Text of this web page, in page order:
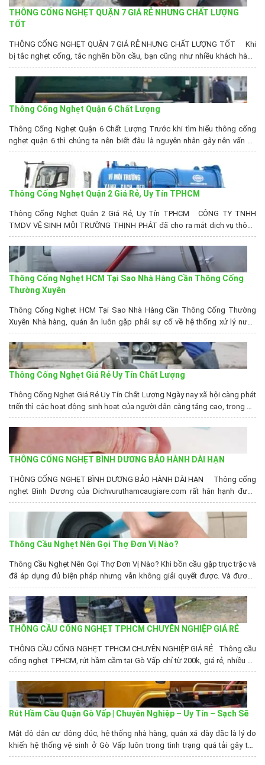
THÔNG CỐNG NGHẸT QUẬN 7 GIÁ RẺ NHƯNG CHẤT LƯỢNG
TỐT
THÔNG CỐNG NGHẸT QUẬN 7 GIÁ RẺ NHƯNG CHẤT LƯỢNG TỐT Khi
bị tắc nghẹt cống, tắc nghẽn bồn cầu, bạn cũng như nhiều khách hàng
khác, không biết nên chọn đơn vị, Công ty nào uy tín để sử dụng dịch
vụ. Vì vậy Công ty vệ sinh môi trường Thịnh Phát...
Thông Cống Nghẹt Quận 6 Chất Lượng
Thông Cống Nghẹt Quận 6 Chất Lượng Trước khi tìm hiểu thông cống
nghẹt quận 6 thì chúng ta nên biết đâu là nguyên nhân gây nên vấn đề
làm cống bị nghẹt cùng với các phương pháp để xử lý vấn đề này. Thông
Cống Nghẹt TPHCM − Lý Do Bạn Phải Thông Hệ...
Thông Cống Nghẹt Quận 2 Giá Rẻ, Uy Tín TPHCM
Thông Cống Nghẹt Quận 2 Giá Rẻ, Uy Tín TPHCM CÔNG TY TNHH
TMDV VỆ SINH MÔI TRƯỜNG THỊNH PHÁT đã cho ra mắt dịch vụ thông
cống nghẹt quận 2 giá rẻ. Với kinh nghiệm nhiều năm trong lĩnh vực
thông cống nghẹt, hút hầm cầu tại tphcm, chúng tôi cam kết đem lại
cho...
Thông Cống Nghẹt HCM Tại Sao Nhà Hàng Cần Thông Cống
Thường Xuyên
Thông Cống Nghẹt HCM Tại Sao Nhà Hàng Cần Thông Cống Thường
Xuyên Nhà hàng, quán ăn luôn gặp phải sự cố về hệ thống xử lý nước
thải, thông cống nghẹt HCM tại công ty chúng tôi sẽ đảm bảo chất
lượng cho bạn , cũng như giải đáp thắc mắc tại sao nên thông...
Thông Cống Nghẹt Giá Rẻ Uy Tín Chất Lượng
Thông Cống Nghẹt Giá Rẻ Uy Tín Chất Lượng Ngày nay xã hội càng phát
triển thì các hoạt động sinh hoạt của người dân càng tăng cao, trong đó
sẽ dễ dẫn tới tình trạng gây tắc nghẹt cầu cống. Các tình trạng đó rất
thường xuyên xảy ra, vậy nên những dịch vụ...
THÔNG CỐNG NGHẸT BÌNH DƯƠNG BẢO HÀNH DÀI HẠN
THÔNG CỐNG NGHẸT BÌNH DƯƠNG BẢO HÀNH DÀI HẠN Thông cống
nghẹt Bình Dương của Dichvuruthamcaugiare.com rất hân hạnh được
phục vụ quý khách. Chúng tôi cam kết luôn phục vụ tận tình, uy tín, bảo
hành dài hạn và giá rẻ nhất trên thị trường. Vốn là đơn vị cung cấp dịch...
Thông Cầu Nghẹt Nên Gọi Thợ Đơn Vị Nào?
Thông Cầu Nghẹt Nên Gọi Thợ Đơn Vị Nào? Khi bồn cầu gặp trục trặc và
đã áp dụng đủ biện pháp nhưng vẫn không giải quyết được. Và đương
nhiên vấn đền gọi đến dịch vụ thông cầu nghẹt là điều cần thiết để giải
quyết vấn đề lúc này. Công Ty Rút Hầm...
THÔNG CẦU CỐNG NGHẸT TPHCM CHUYÊN NGHIỆP GIÁ RẺ
THÔNG CẦU CỐNG NGHẸT TPHCM CHUYÊN NGHIỆP GIÁ RẺ Thông cầu
cống nghẹt TPHCM, rút hầm cầm tại Gò Vấp chỉ từ 200k, giá rẻ, nhiều ưu
đãi, đảm bảo chất lượng, không gây ô nhiễm môi trường, không gây
tiếng ồn lớn. Tphcm là một nơi có dân số đông, tình trạng tắc...
Rút Hầm Cầu Quận Gò Vấp | Chuyên Nghiệp – Uy Tín – Sạch Sẽ
Mật độ dân cư đông đúc, hệ thống nhà hàng, quán xá dày đặc là lý do
khiến hệ thống vệ sinh ở Gò Vấp luôn trong tình trạng quá tải gây tắc
nghẽn. Chính vì vậy, nhu cầu rút hầm cầu tại khu vực này luôn rất cao. Với